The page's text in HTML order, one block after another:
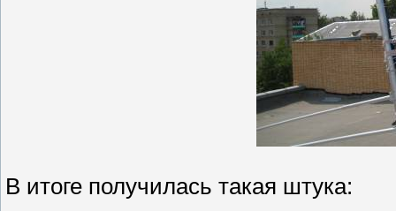
В итоге получилась такая штука: